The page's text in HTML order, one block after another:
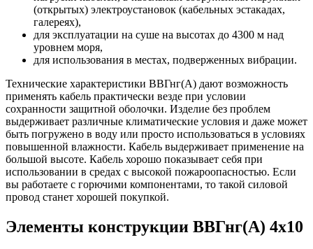
(открытых) электроустановок (кабельных эстакадах,
галереях),
для эксплуатации на суше на высотах до 4300 м над
уровнем моря,
для использования в местах, подверженных вибрации.
Технические характеристики ВВГнг(А) дают возможность
применять кабель практически везде при условии
сохранности защитной оболочки. Изделие без проблем
выдерживает различные климатические условия и даже может
быть погружено в воду или просто использоваться в условиях
повышенной влажности. Кабель выдерживает применение на
большой высоте. Кабель хорошо показывает себя при
использовании в средах с высокой пожароопасностью. Если
вы работаете с горючими компонентами, то такой силовой
провод станет хорошей покупкой.
Элементы конструкции ВВГнг(А) 4х10